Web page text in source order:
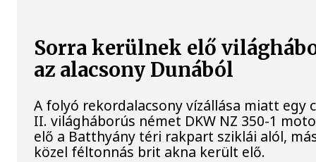
Sorra kerülnek elő
az alacsony Dunából
A folyó rekordalacsony vízállása miatt egy
II. világháborús német DKW NZ 350-1
elő a Batthyány téri rakpart sziklái alól,
közel féltonnás brit akna került elő.